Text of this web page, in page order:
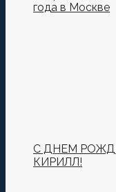
года в Москве
С ДНЕМ
КИРИЛЛ!